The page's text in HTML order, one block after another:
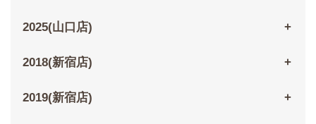
2025(山口店)
2018(新宿店)
2019(新宿店)